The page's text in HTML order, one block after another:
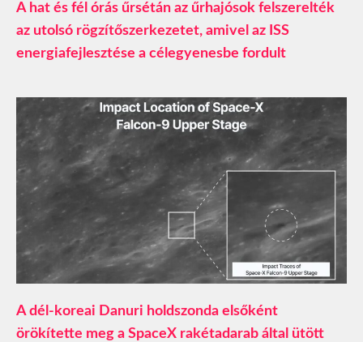
A hat és fél órás űrsétán az űrhajósok felszerelték
az utolsó rögzítőszerkezetet, amivel az ISS
energiafejlesztése a célegyenesbe fordult
A dél-koreai Danuri holdszonda elsőként
örökítette meg a SpaceX rakétadarab által ütött